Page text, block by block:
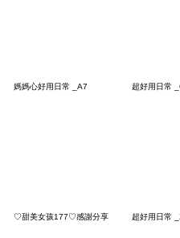
媽媽心好用日常 _A7 超好用日常
♡甜美女孩177♡感謝分享 超好用日常